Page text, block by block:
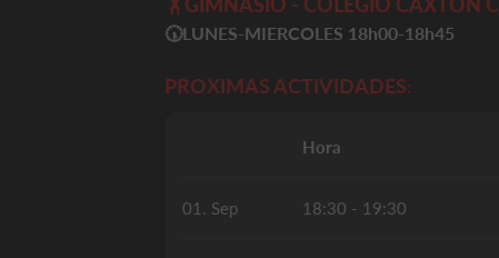
🕠LUNES-MIERCOLES 18h00-18h45
PROXIMAS ACTIVIDADES:
Hora
01. Sep 18:30 - 19:30